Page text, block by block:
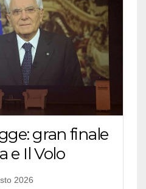
gran finale
e Il Volo
2026